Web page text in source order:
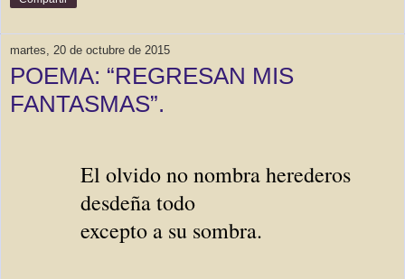
martes, 20 de octubre de 2015
POEMA: “REGRESAN MIS
FANTASMAS”.
El olvido no nombra herederos
desdeña todo
excepto a su sombra.